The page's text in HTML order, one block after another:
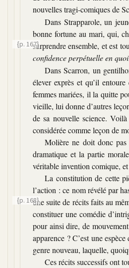
nouvelles tragi-comiques de
Dans Strapparole, un
bonne fortune au mari, qui,
surprendre ensemble, et est
{p. 167}
confidence perpétuelle en quoi
Dans Scarron, un
élever exprès et qu’il
femmes mariées, il la quitte
vieille, lui donne d’autres
de sa nouvelle science.
considérée comme leçon de
Molière ne doit donc
dramatique et la partie
véritable invention comique,
La constitution de cette
l’action : ce nom révélé par
une suite de récits faits au
{p. 168}
constituer une comédie
pour ainsi dire, de
apparence ? C’est une
genre nouveau, laquelle,
Ces récits successifs ont